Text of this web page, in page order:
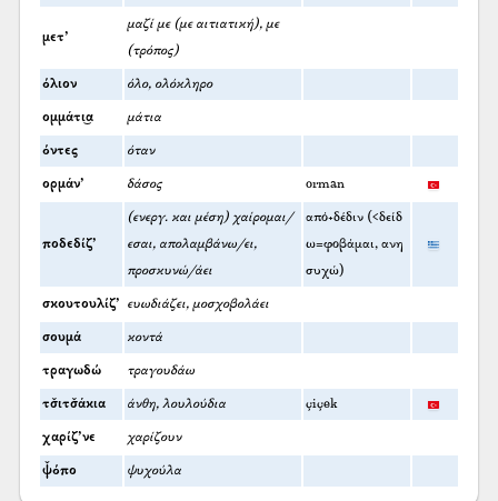
μετ’
μαζί με (με αιτιατική), με
(τρόπος)
όλιον όλο, ολόκληρο
ομμάτι͜α μάτια
όντες όταν
ορμάν’ δάσος orman
ποδεδίζ’
(ενεργ. και μέση) χαίρομαι/
εσαι, απολαμβάνω/ει,
προσκυνώ/άει
από+δέδιν (<δείδ
ω=φοβάμαι, ανη
συχώ)
σκουτουλίζ’ ευωδιάζει, μοσχοβολάει
σουμά κοντά
τραγωδώ τραγουδάω
τσ̌ιτσ̌άκια άνθη, λουλούδια çiçek
χαρίζ’νε χαρίζουν
ψ̌όπο ψυχούλα